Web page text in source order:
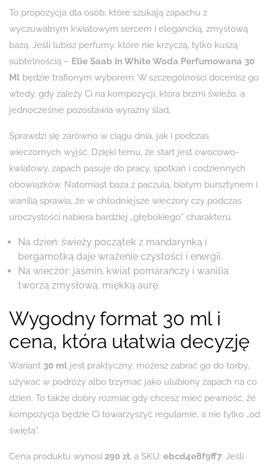
To propozycja dla osób, które szukają zapachu z
wyczuwalnym kwiatowym sercem i elegancką, zmysłową
bazą. Jeśli lubisz perfumy, które nie krzyczą, tylko kuszą
subtelnością – Elie Saab In White Woda Perfumowana 30
Ml będzie trafionym wyborem. W szczególności docenisz go
wtedy, gdy zależy Ci na kompozycji, która brzmi świeżo, a
jednocześnie pozostawia wyraźny ślad.
Sprawdzi się zarówno w ciągu dnia, jak i podczas
wieczornych wyjść. Dzięki temu, że start jest owocowo-
kwiatowy, zapach pasuje do pracy, spotkań i codziennych
obowiązków. Natomiast baza z paczulą, białym bursztynem i
wanilią sprawia, że w chłodniejsze wieczory czy podczas
uroczystości nabiera bardziej „głębokiego” charakteru.
Na dzień: świeży początek z mandarynką i
bergamotką daje wrażenie czystości i energii.
Na wieczór: jaśmin, kwiat pomarańczy i wanilia
tworzą zmysłową, miękką aurę.
Wygodny format 30 ml i
cena, która ułatwia decyzję
Wariant 30 ml jest praktyczny: możesz zabrać go do torby,
używać w podróży albo trzymać jako ulubiony zapach na co
dzień. To także dobry rozmiar, gdy chcesz mieć pewność, że
kompozycja będzie Ci towarzyszyć regularnie, a nie tylko „od
święta”.
Cena produktu wynosi 290 zł, a SKU: ebcd4e8f9ff7. Jeśli